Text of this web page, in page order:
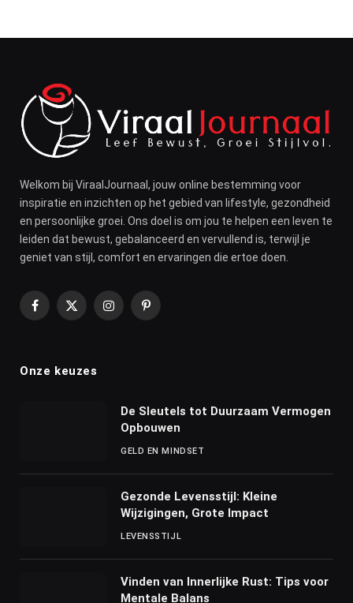
Welkom bij ViraalJournaal, jouw online bestemming voor
inspiratie en inzichten op het gebied van lifestyle, gezondheid
en persoonlijke groei. Ons doel is om jou te helpen een leven te
leiden dat bewust, gebalanceerd en vervullend is, terwijl je
geniet van stijl, comfort en ervaringen die ertoe doen.
Facebook
X
InstagramPinterest
Onze keuzes
De Sleutels tot Duurzaam Vermogen
Opbouwen
GELD EN MINDSET
Gezonde Levensstijl: Kleine
Wijzigingen, Grote Impact
LEVENSSTIJL
Vinden van Innerlijke Rust: Tips voor
Mentale Balans